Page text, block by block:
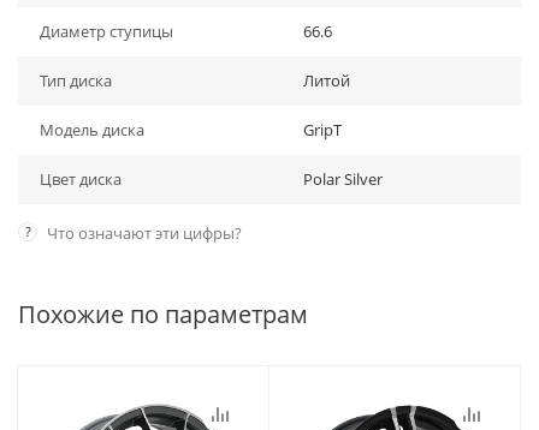
Диаметр ступицы 66.6
Тип диска Литой
Модель диска GripT
Цвет диска Polar Silver
? Что означают эти цифры?
Похожие по параметрам